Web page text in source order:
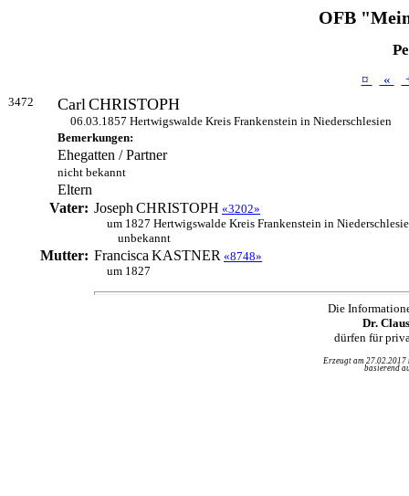
OFB
¤ «
3472 CarlCHRISTOPH
06.03.1857 Hertwigswalde Kreis Frankenstein in Niederschlesien
Bemerkungen:
Ehegatten / Partner
nicht bekannt
Eltern
Vater: Joseph CHRISTOPH «3202»
um 1827 Hertwigswalde Kreis Frankenstein in
unbekannt
Mutter: Francisca KASTNER «8748»
um 1827
Die
Dr.
dürfen für
Erzeugt am
basierend